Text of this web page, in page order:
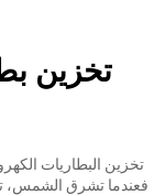
تخزين
تخزين البطاريات
فعندما تشرق الشمس،